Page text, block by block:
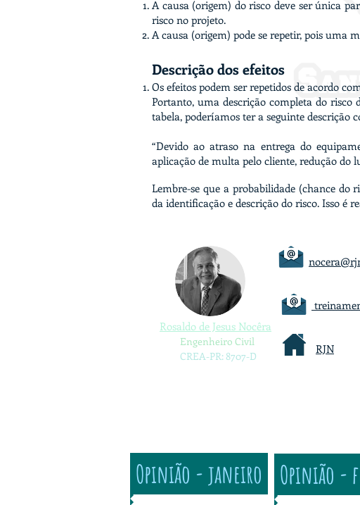
A causa (origem) do risco deve ser única
risco no projeto.
A causa (origem) pode se repetir, pois uma
Descrição dos efeitos
Os efeitos podem ser repetidos de acordo
Portanto, uma descrição completa do risco
tabela, poderíamos ter a seguinte descrição
“Devido ao atraso na entrega do
aplicação de multa pelo cliente, redução do
Lembre-se que a probabilidade (chance
da identificação e descrição do risco. Isso é
Rosaldo de Jesus Nocêra
Engenheiro Civil
CREA-PR: 8707-D
RJN
Opinião - janeiro
Opinião -